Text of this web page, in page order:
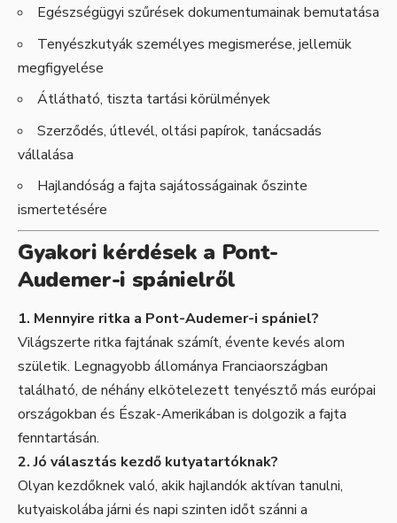
Egészségügyi szűrések dokumentumainak bemutatása
Tenyészkutyák személyes megismerése, jellemük
megfigyelése
Átlátható, tiszta tartási körülmények
Szerződés, útlevél, oltási papírok, tanácsadás
vállalása
Hajlandóság a fajta sajátosságainak őszinte
ismertetésére
Gyakori kérdések a Pont-
Audemer-i spánielről
1. Mennyire ritka a Pont-Audemer-i spániel?
Világszerte ritka fajtának számít, évente kevés alom
születik. Legnagyobb állománya Franciaországban
található, de néhány elkötelezett tenyésztő más európai
országokban és Észak-Amerikában is dolgozik a fajta
fenntartásán.
2. Jó választás kezdő kutyatartóknak?
Olyan kezdőknek való, akik hajlandók aktívan tanulni,
kutyaiskolába járni és napi szinten időt szánni a